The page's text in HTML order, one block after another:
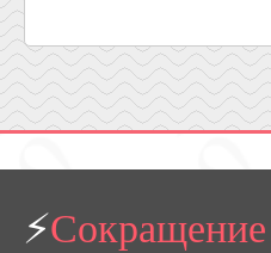
⚡